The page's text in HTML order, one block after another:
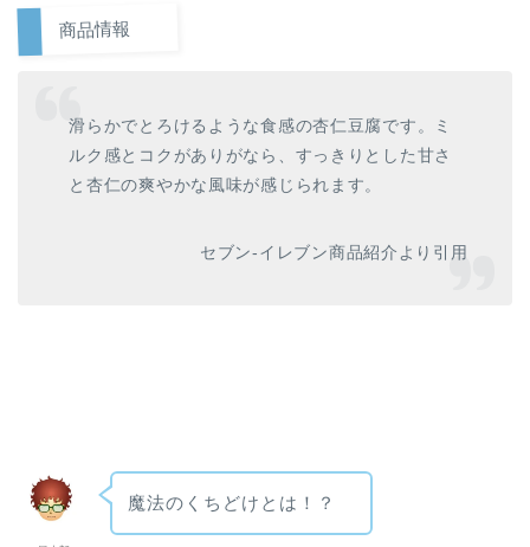
商品情報
滑らかでとろけるような食感の杏仁豆腐です。ミ
ルク感とコクがありがなら、すっきりとした甘さ
と杏仁の爽やかな風味が感じられます。
セブン-イレブン商品紹介より引用
魔法のくちどけとは！？